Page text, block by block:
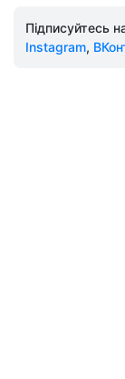
Підписуйтесь
Instagram,